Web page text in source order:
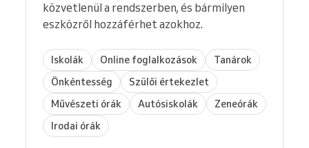
közvetlenül a rendszerben, és bármilyen
eszközről hozzáférhet azokhoz.
Iskolák Online foglalkozások
Tanárok
Önkéntesség
Szülői értekezlet
Művészeti órák
Autósiskolák
Zeneórák
Irodai órák